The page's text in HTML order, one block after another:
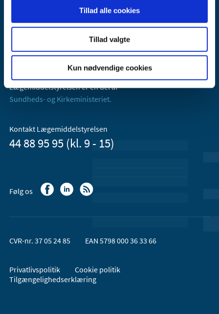
Tillad alle cookies
Tillad valgte
Kun nødvendige cookies
Lægemiddelstyrelsen
2300 København S
dkma@dkma.dk
Lægemiddelstyrelsen er en del af
Sundheds- og Kirkeministeriet.
Kontakt Lægemiddelstyrelsen
44 88 95 95 (kl. 9 - 15)
Følg os
CVR-nr. 37 05 24 85 EAN 5798 000 36 33 66
Privatlivspolitik
Cookie politik
Tilgængelighedserklæring